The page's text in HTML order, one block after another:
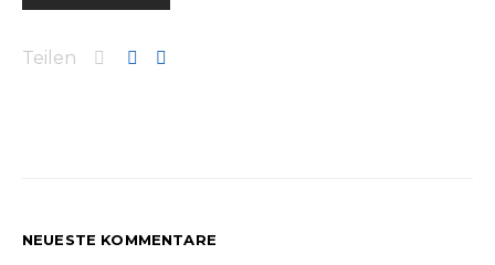
Teilen
NEUESTE KOMMENTARE